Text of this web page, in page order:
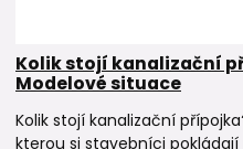
Kolik stojí kanalizační
Modelové situace
Kolik stojí kanalizační
kterou si stavebníci